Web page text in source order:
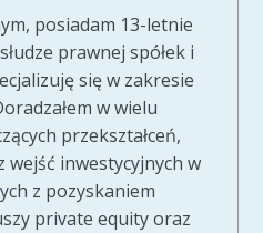
posiadam 13-letnie
prawnej spółek i
się w zakresie
w wielu
przekształceń,
wejść inwestycyjnych w
z pozyskaniem
private equity oraz